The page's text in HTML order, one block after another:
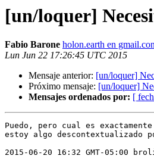
[un/loquer]
Fabio Barone holon.earth en
Lun Jun 22 17:26:45 UTC 2015
Mensaje anterior: [un/loquer]
Próximo mensaje: [un/loquer]
Mensajes ordenados por: [
Puedo, pero cual es
estoy algo descontextualizado
2015-06-20 16:32 GMT-05:00